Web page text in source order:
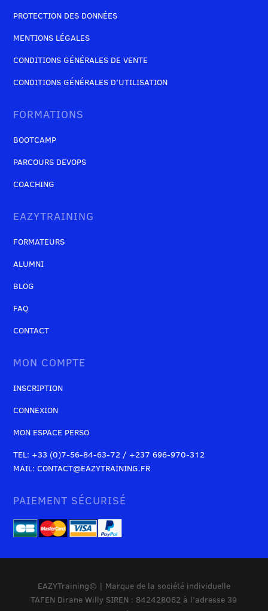
PROTECTION DES DONNÉES
MENTIONS LÉGALES
CONDITIONS GÉNÉRALES DE VENTE
CONDITIONS GÉNÉRALES D’UTILISATION
FORMATIONS
BOOTCAMP
PARCOURS DEVOPS
COACHING
EAZYTRAINING
FORMATEURS
ALUMNI
BLOG
FAQ
CONTACT
MON COMPTE
INSCRIPTION
CONNEXION
MON ESPACE PERSO
TEL: +33 (0)7-56-84-63-72 / +237 696-970-312
MAIL: CONTACT@EAZYTRAINING.FR
PAIEMENT SÉCURISÉ
EAZYTraining© | Marque de la société individuelle
TAFEN Dirane Willy SIREN : 842428062 à l’adresse 39